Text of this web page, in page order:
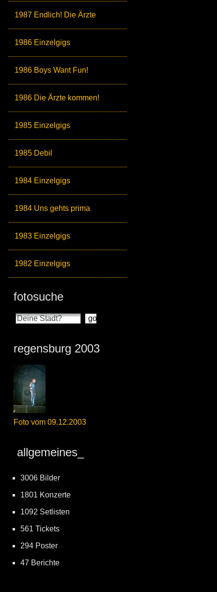
1987 Endlich! Die Ärzte
1986 Einzelgigs
1986 Boys Want Fun!
1986 Die Ärzte kommen!
1985 Einzelgigs
1985 Debil
1984 Einzelgigs
1984 Uns gehts prima
1983 Einzelgigs
1982 Einzelgigs
fotosuche
regensburg 2003
Foto vom 09.12.2003
allgemeines_
3006 Bilder
1801 Konzerte
1092 Setlisten
561 Tickets
294 Poster
47 Berichte